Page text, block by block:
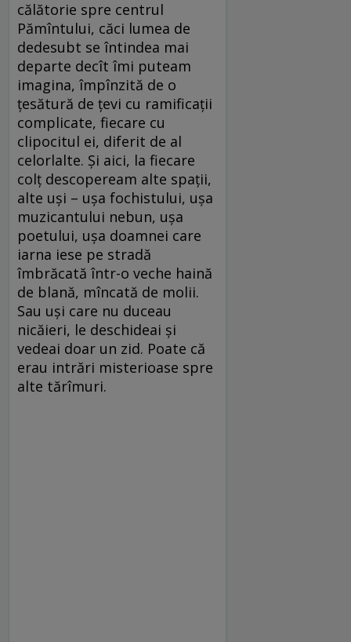
călătorie spre centrul
Pămîntului, căci lumea de
dedesubt se întindea mai
departe decît îmi puteam
imagina, împînzită de o
ţesătură de ţevi cu ramificaţii
complicate, fiecare cu
clipocitul ei, diferit de al
celorlalte. Şi aici, la fiecare
colţ descopeream alte spaţii,
alte uşi – uşa fochistului, uşa
muzicantului nebun, uşa
poetului, uşa doamnei care
iarna iese pe stradă
îmbrăcată într-o veche haină
de blană, mîncată de molii.
Sau uşi care nu duceau
nicăieri, le deschideai şi
vedeai doar un zid. Poate că
erau intrări misterioase spre
alte tărîmuri.